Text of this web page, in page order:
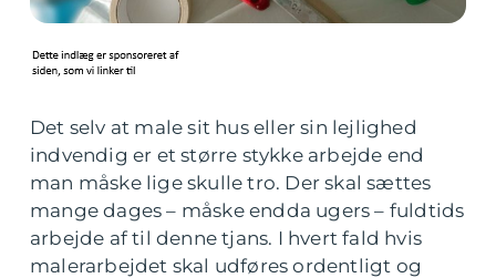
Det selv at male sit hus eller sin lejlighed
indvendig er et større stykke arbejde end
man måske lige skulle tro. Der skal sættes
mange dages – måske endda ugers – fuldtids
arbejde af til denne tjans. I hvert fald hvis
malerarbejdet skal udføres ordentligt og